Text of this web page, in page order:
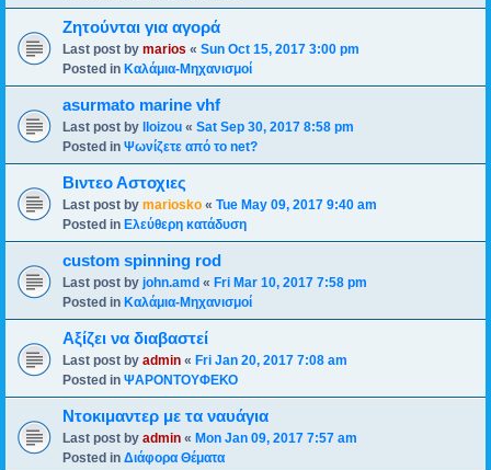
Ζητούνται για αγορά
Last post by marios « Sun Oct 15, 2017 3:00 pm
Posted in Καλάμια-Mηχανισμoί
asurmato marine vhf
Last post by lloizou « Sat Sep 30, 2017 8:58 pm
Posted in Ψωνίζετε από το net?
Βιντεο Αστοχιες
Last post by mariosko « Tue May 09, 2017 9:40 am
Posted in Ελεύθερη κατάδυση
custom spinning rod
Last post by john.amd « Fri Mar 10, 2017 7:58 pm
Posted in Καλάμια-Mηχανισμoί
Αξίζει να διαβαστεί
Last post by admin « Fri Jan 20, 2017 7:08 am
Posted in ΨΑΡΟΝΤΟΥΦΕΚΟ
Ντοκιμαντερ με τα ναυάγια
Last post by admin « Mon Jan 09, 2017 7:57 am
Posted in Διάφορα Θέματα